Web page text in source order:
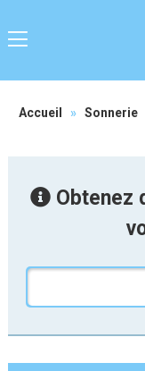
Accueil » Sonnerie
Obtenez